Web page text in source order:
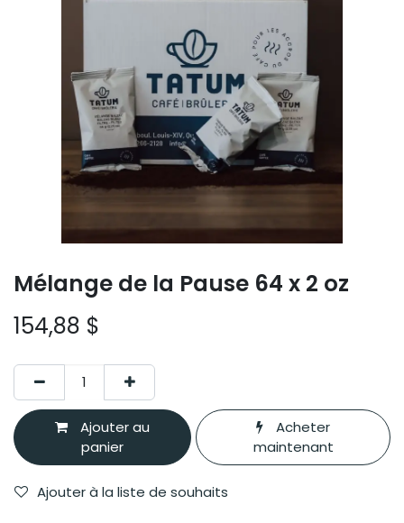
Mélange de la Pause 64 x 2 oz
154,88 $
Ajouter au
panier
Acheter
maintenant
Ajouter à la liste de souhaits